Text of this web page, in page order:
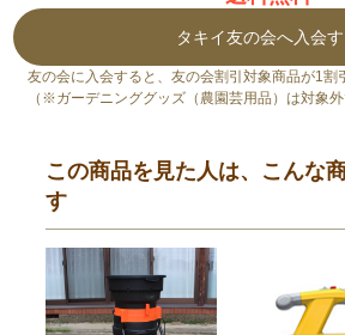
タキイ友の会へ入会す
友の会に入会すると、友の会割引対象商品が1割
（※ガーデニンググッズ（農園芸用品）は対象外
この商品を見た人は、こんな
す